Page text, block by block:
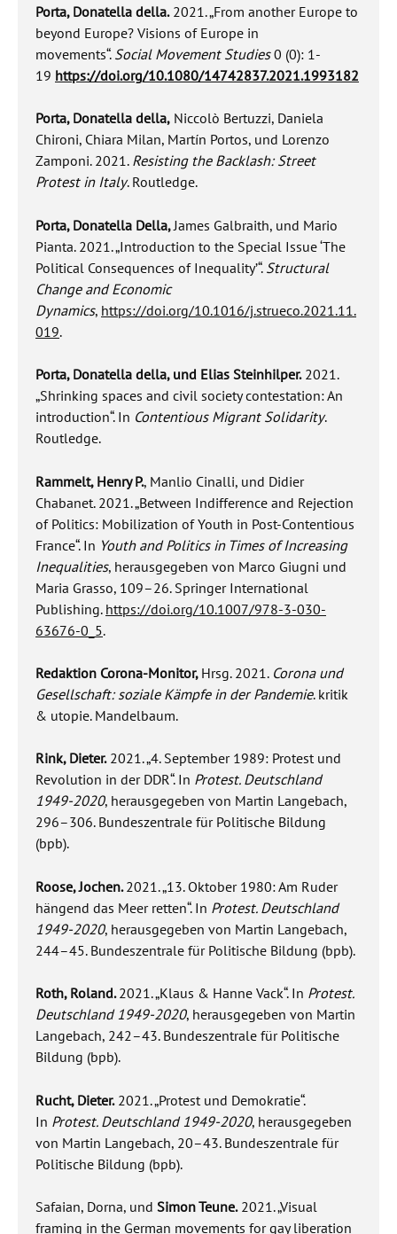
Porta, Donatella della.2021. „From another Europe to
beyond Europe? Visions of Europe in
movements“.Social Movement Studies0 (0): 1-
19 https://doi.org/10.1080/14742837.2021.1993182
Porta, Donatella della, Niccolò Bertuzzi, Daniela
Chironi, Chiara Milan, Martín Portos, und Lorenzo
Zamponi.2021.Resisting the Backlash: Street
Protest in Italy. Routledge.
Porta, Donatella Della,James Galbraith, und Mario
Pianta. 2021. „Introduction to the Special Issue ‘The
Political Consequences of Inequality’“.Structural
Change and Economic
Dynamics, https://doi.org/10.1016/j.strueco.2021.11.
019.
Porta, Donatella della, und Elias Steinhilper.2021.
„Shrinking spaces and civil society contestation: An
introduction“. In Contentious Migrant Solidarity.
Routledge.
Rammelt, Henry P., Manlio Cinalli, und Didier
Chabanet. 2021. „Between Indifference and Rejection
of Politics: Mobilization of Youth in Post-Contentious
France“. In Youth and Politics in Times of Increasing
Inequalities, herausgegeben von Marco Giugni und
Maria Grasso, 109–26.Springer International
Publishing.https://doi.org/10.1007/978-3-030-
63676-0_5.
Redaktion Corona-Monitor,Hrsg. 2021. Corona und
Gesellschaft: soziale Kämpfe in der Pandemie. kritik
& utopie. Mandelbaum.
Rink, Dieter.2021. „4. September 1989: Protest und
Revolution in der DDR“. In Protest. Deutschland
1949-2020, herausgegeben von Martin Langebach,
296–306. Bundeszentrale für Politische Bildung
(bpb).
Roose, Jochen.2021. „13. Oktober 1980: Am Ruder
hängend das Meer retten“. In Protest. Deutschland
1949-2020, herausgegeben von Martin Langebach,
244–45. Bundeszentrale für Politische Bildung (bpb).
Roth, Roland.2021. „Klaus & Hanne Vack“.In Protest.
Deutschland 1949-2020, herausgegeben von Martin
Langebach, 242–43. Bundeszentrale für Politische
Bildung (bpb).
Rucht, Dieter.2021. „Protest und Demokratie“.
In Protest. Deutschland 1949-2020, herausgegeben
von Martin Langebach, 20–43. Bundeszentrale für
Politische Bildung (bpb).
Safaian, Dorna, und Simon Teune.2021. „Visual
framing in the German movements for gay liberation